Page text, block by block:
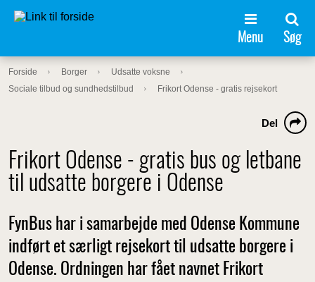
Menu Søg
Forside Borger
Udsatte voksne
Sociale tilbud og sundhedstilbud
Frikort Odense - gratis rejsekort
Frikort Odense - gratis bus og letbane
til udsatte borgere i Odense
Del
FynBus har i samarbejde med Odense Kommune
indført et særligt rejsekort til udsatte borgere i
Odense. Ordningen har fået navnet Frikort